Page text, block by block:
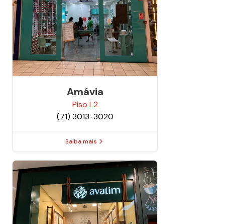
Amávia
Piso L2
(71) 3013-3020
Saiba mais